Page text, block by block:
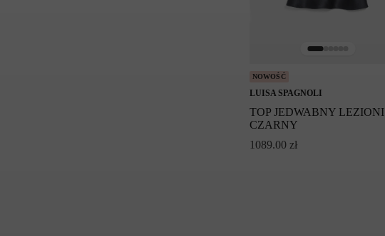
NOWOŚĆ
LUISA SPAGNOLI
TOP JEDWABNY LEZIONI
CZARNY
1089.00 zł